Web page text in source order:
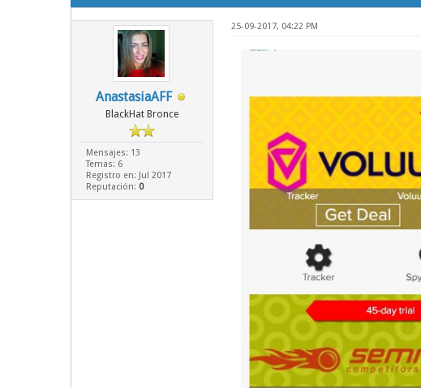
AnastasiaAFF
BlackHat Bronce
Mensajes: 13
Temas: 6
Registro en: Jul 2017
Reputación: 0
25-09-2017, 04:22 PM